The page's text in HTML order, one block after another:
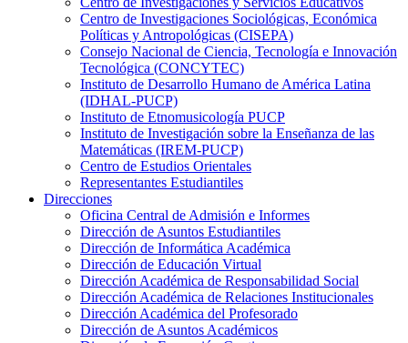
Centro de Investigaciones Sociológicas, Económica
Políticas y Antropológicas (CISEPA)
Consejo Nacional de Ciencia, Tecnología e Innovación
Tecnológica (CONCYTEC)
Instituto de Desarrollo Humano de América Latina
(IDHAL-PUCP)
Instituto de Etnomusicología PUCP
Instituto de Investigación sobre la Enseñanza de las
Matemáticas (IREM-PUCP)
Centro de Estudios Orientales
Representantes Estudiantiles
Direcciones
Oficina Central de Admisión e Informes
Dirección de Asuntos Estudiantiles
Dirección de Informática Académica
Dirección de Educación Virtual
Dirección Académica de Responsabilidad Social
Dirección Académica de Relaciones Institucionales
Dirección Académica del Profesorado
Dirección de Asuntos Académicos